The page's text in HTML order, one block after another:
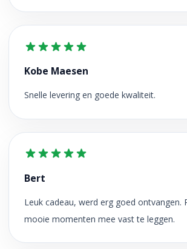
Kobe Maesen
Snelle levering en goede kwaliteit.
Bert
Leuk cadeau, werd erg goed ontvangen.
mooie momenten mee vast te leggen.